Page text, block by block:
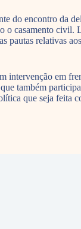
do encontro da
o casamento civil.
pautas relativas
intervenção em
também
que seja feita